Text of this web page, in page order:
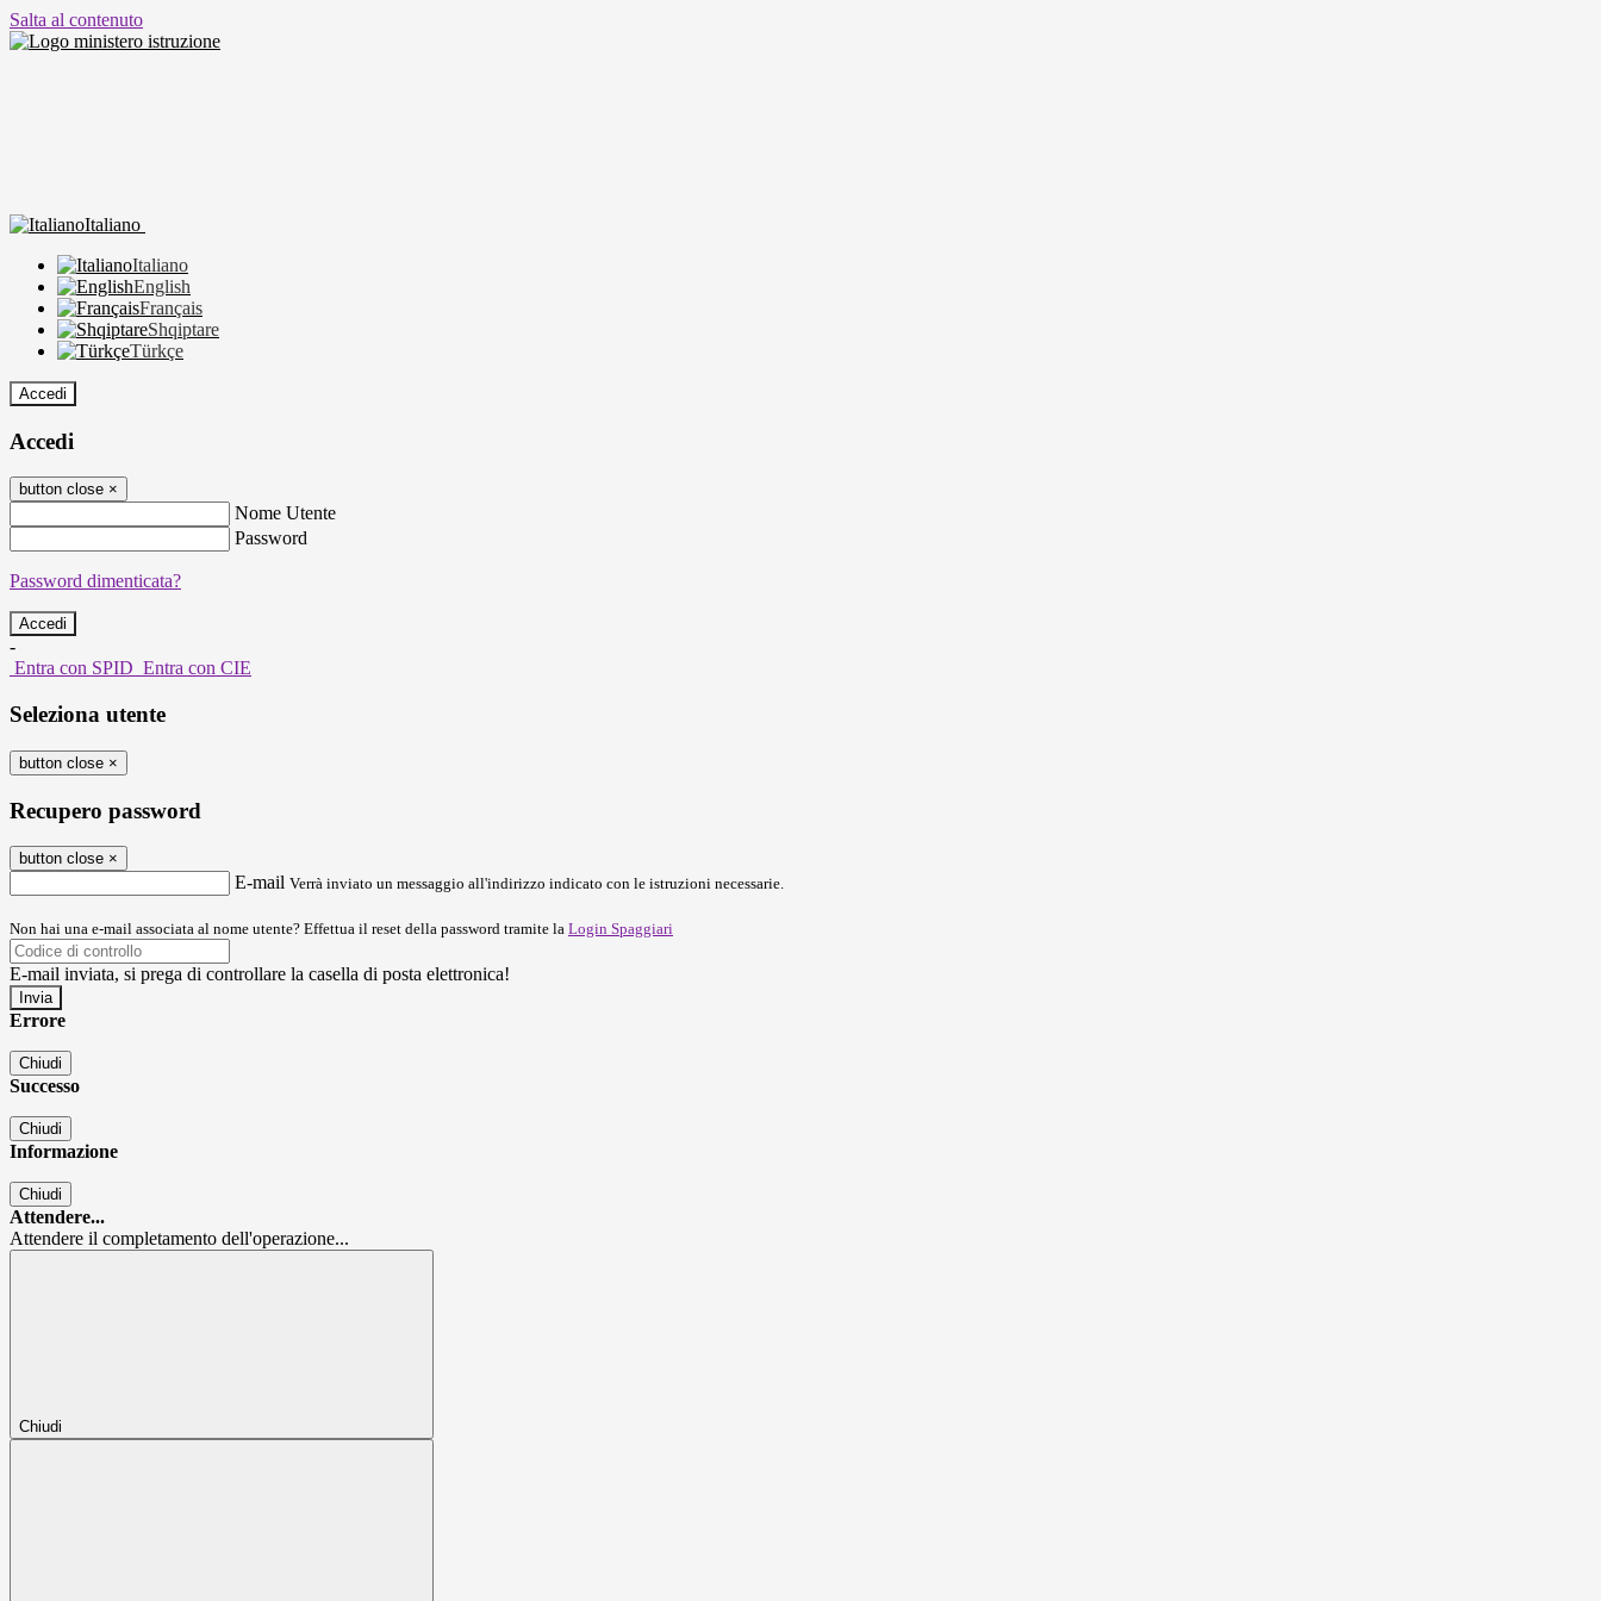
Salta al contenuto
Italiano
Italiano
English
Français
Shqiptare
Türkçe
Accedi
Accedi
button close ×
Nome Utente
Password
Password dimenticata?
-
Entra con SPID Entra con CIE
Seleziona utente
button close ×
Recupero password
button close ×
E-mail Verrà inviato un messaggio all'indirizzo indicato con le istruzioni necessarie.
Non hai una e-mail associata al nome utente? Effettua il reset della password tramite la Login Spaggiari
E-mail inviata, si prega di controllare la casella di posta elettronica!
Errore
Chiudi
Successo
Chiudi
Informazione
Chiudi
Attendere...
Attendere il completamento dell'operazione...
Chiudi